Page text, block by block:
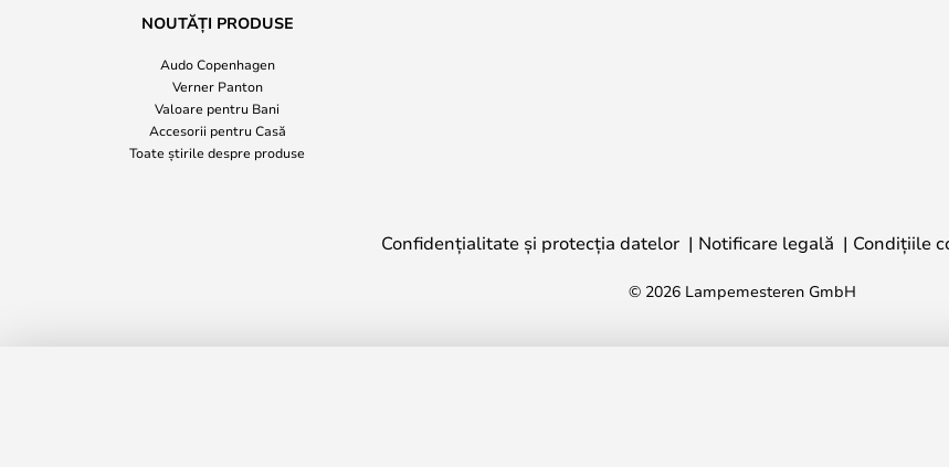
NOUTĂȚI PRODUSE
Audo Copenhagen
Verner Panton
Valoare pentru Bani
Accesorii pentru Casă
Toate știrile despre produse
Confidențialitate și protecția datelor Notificare legală Condițiile
© 2026 Lampemesteren GmbH